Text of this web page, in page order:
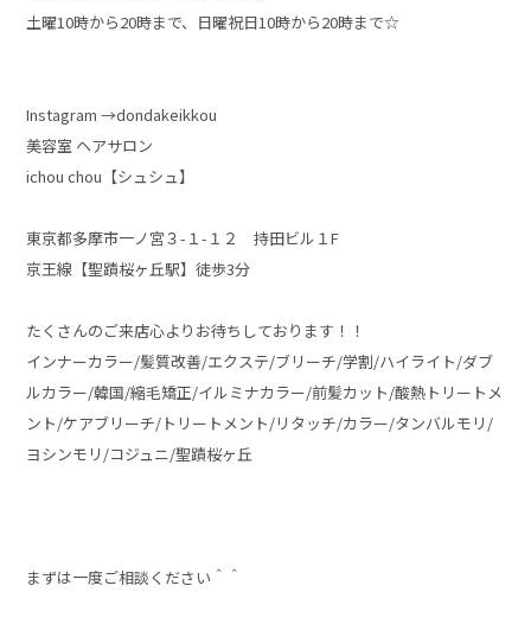
土曜10時から20時まで、日曜祝日10時から20時まで☆
Instagram →dondakeikkou
美容室 ヘアサロン
ichou chou【シュシュ】
東京都多摩市一ノ宮３-１-１２ 持田ビル１F
京王線【聖蹟桜ヶ丘駅】徒歩3分
たくさんのご来店心よりお待ちしております！！
インナーカラー/髪質改善/エクステ/ブリーチ/学割/ハイライト/ダブ
ルカラー/韓国/縮毛矯正/イルミナカラー/前髪カット/酸熱トリートメ
ント/ケアブリーチ/トリートメント/リタッチ/カラー/タンバルモリ/
ヨシンモリ/コジュニ/聖蹟桜ヶ丘
まずは一度ご相談ください＾＾